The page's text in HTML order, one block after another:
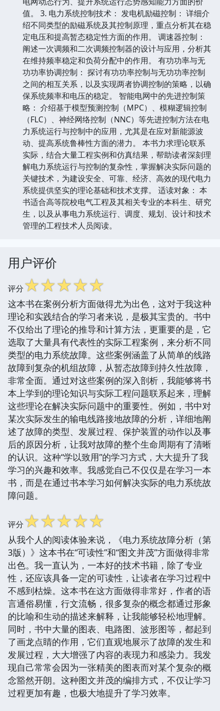
值。 3. 电力系统控制技术： 发电机励磁控制： 详细介
绍不同类型的励磁系统及其控制原理，重点分析其在稳
定电压和提高暂态稳定性方面的作用。 调速器控制：
阐述一次调频和二次调频控制器的设计与应用，分析其
在维持频率稳定和负荷分配中的作用。 有功功率与无
功功率协调控制： 探讨有功功率控制与无功功率控制
之间的相互关系，以及实现两者协调控制的策略，以确
保系统频率和电压的稳定。 智能电网中的先进控制策
略： 介绍基于模型预测控制（MPC）、模糊逻辑控制
（FLC）、神经网络控制（NNC）等先进控制方法在电
力系统运行与控制中的应用，尤其是在应对新能源波
动、提高系统鲁棒性方面的潜力。 本书力求理论联系
实际，结合大量工程实例和仿真结果，帮助读者深刻理
解电力系统运行与控制的复杂性，掌握解决实际问题的
关键技术，为建设安全、可靠、经济、高效的现代电力
系统提供坚实的理论基础和技术支撑。 适读对象： 本
书适合高等院校电气工程及其相关专业的本科生、研究
生，以及从事电力系统运行、调度、规划、设计和技术
管理的工程技术人员阅读。
用户评价
评分☆☆☆☆☆
这本书在案例分析方面做得尤为出色，这对于我这种
理论和实践结合的学习者来说，是极其宝贵的。书中
不仅给出了理论的推导和计算方法，更重要的是，它
选取了大量具有代表性的实际工程案例，来分析不同
类型的电力系统故障。这些案例涵盖了从简单的线路
故障到复杂的机组故障，从暂态故障到持久性故障，
非常全面。通过对这些案例的深入剖析，我能够将书
本上学到的理论知识与实际工程问题联系起来，理解
这些理论在解决实际问题中的重要性。例如，书中对
某次实际发生的输电线路接地故障的分析，详细地阐
述了故障的类型、发展过程、保护装置的动作以及事
后的原因分析，让我对故障的整个生命周期有了清晰
的认识。这种“学以致用”的学习方式，大大提升了我
学习的兴趣和效率。我感觉自己不仅仅是在学习一本
书，而是在通过书本学习如何解决实际的电力系统故
障问题。
评分☆☆☆☆☆
从我个人的阅读体验来说，《电力系统故障分析（第
3版）》这本书在“可读性”和“图文并茂”方面做得非常
出色。我一直认为，一本好的技术书籍，除了专业
性，还应该具备一定的可读性，让读者在学习过程中
不感到枯燥。这本书在这方面做得非常好，作者的语
言通俗易懂，行文流畅，很多复杂的概念都通过形象
的比喻和生动的描述来解释，让我能够轻松地理解。
同时，书中大量的图表、电路图、波形图等，都起到
了画龙点睛的作用，它们直观地展示了故障的发生和
发展过程，大大增强了内容的表现力和感染力。我发
现自己常常会因为一张精美的图表而对某个复杂的概
念豁然开朗。这种图文并茂的编排方式，不仅让学习
过程更加有趣，也极大地提升了学习效率。